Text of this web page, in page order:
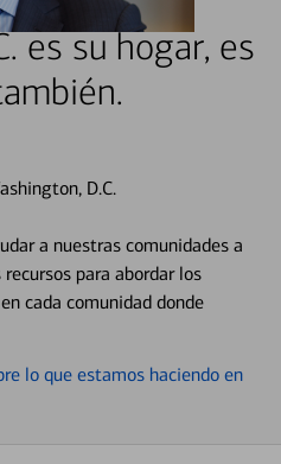
es su hogar, es
D.C.
a nuestras comunidades a
para abordar los
cada comunidad donde
lo que estamos haciendo en